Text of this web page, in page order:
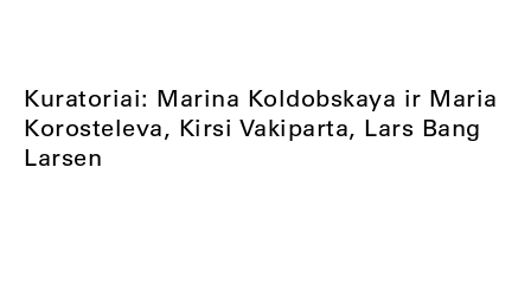
Kuratoriai: Marina Koldobskaya ir Maria
Korosteleva, Kirsi Vakiparta, Lars Bang
Larsen